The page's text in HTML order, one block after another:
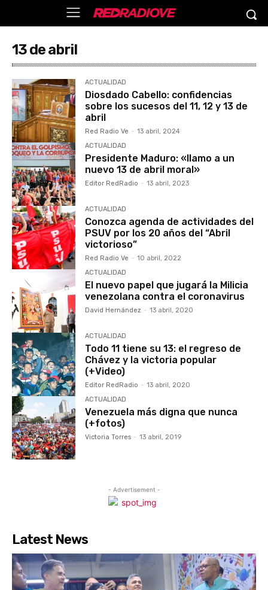
13 de abril
ACTUALIDAD
Diosdado Cabello: confidencias
sobre los sucesos del 11, 12 y 13 de
abril
Red Radio Ve - 13 abril, 2024
ACTUALIDAD
Presidente Maduro: «llamo a un
nuevo 13 de abril moral»
Editor RedRadio - 13 abril, 2023
ACTUALIDAD
Conozca agenda de actividades del
PSUV por los 20 años del “Abril
victorioso”
Red Radio Ve - 10 abril, 2022
ACTUALIDAD
El nuevo papel que jugará la Milicia
venezolana contra el coronavirus
David Hernández - 13 abril, 2020
ACTUALIDAD
Todo 11 tiene su 13: el regreso de
Chávez y la victoria popular
(+Video)
Editor RedRadio - 13 abril, 2020
ACTUALIDAD
Venezuela más digna que nunca
(+fotos)
Victoria Torres - 13 abril, 2019
- Advertisement -
Latest News